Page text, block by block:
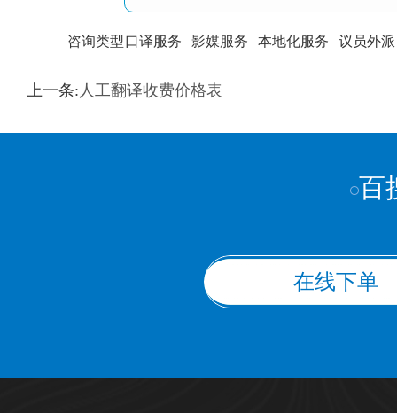
咨询类型口译服务 影媒服务 本地化服务 议员外派
训翻译 标准级
上一条: 人工翻译收费价格表
百
在线下单